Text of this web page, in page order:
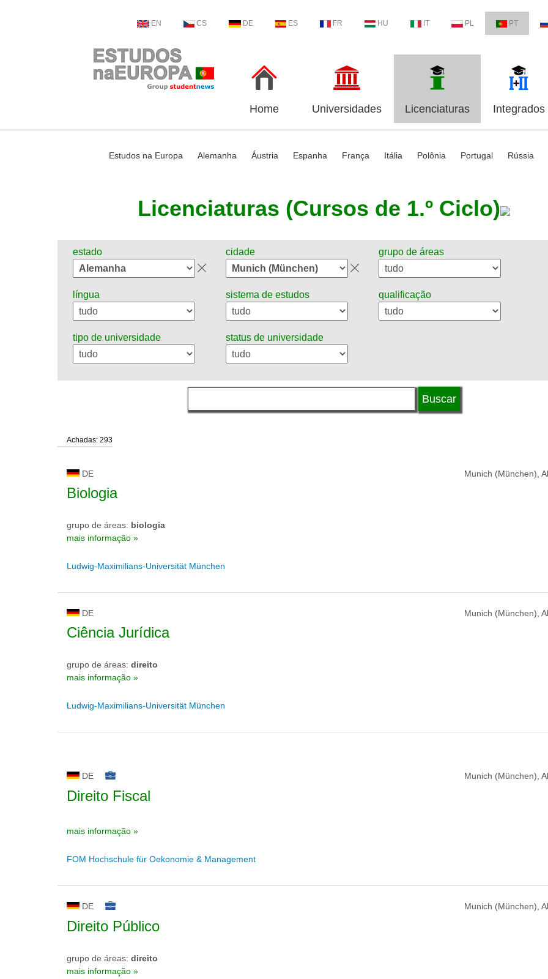
EN CS DE ES FR HU IT PL PT
Home Universidades Licenciaturas Integrados
Estudos na Europa Alemanha Áustria Espanha França Itália Polônia Portugal Rússia
Licenciaturas (Cursos de 1.º Ciclo)
estado cidade grupo de áreas
língua sistema de estudos qualificação
tipo de universidade status de universidade
Achadas: 293
DE Munich (München),
Biologia
grupo de áreas: biologia
mais informação »
Ludwig-Maximilians-Universität München
DE Munich (München),
Ciência Jurídica
grupo de áreas: direito
mais informação »
Ludwig-Maximilians-Universität München
DE Munich (München),
Direito Fiscal
mais informação »
FOM Hochschule für Oekonomie & Management
DE Munich (München),
Direito Público
grupo de áreas: direito
mais informação »